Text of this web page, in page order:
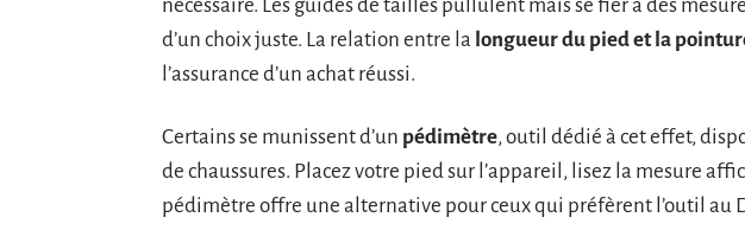
nécessaire. Les guides de tailles pullulent mais se fier à des
d’un choix juste. La relation entre la longueur du pied et la
l’assurance d’un achat réussi.
Certains se munissent d’un pédimètre, outil dédié à cet effet,
de chaussures. Placez votre pied sur l’appareil, lisez la mesure
pédimètre offre une alternative pour ceux qui préfèrent l’outil au